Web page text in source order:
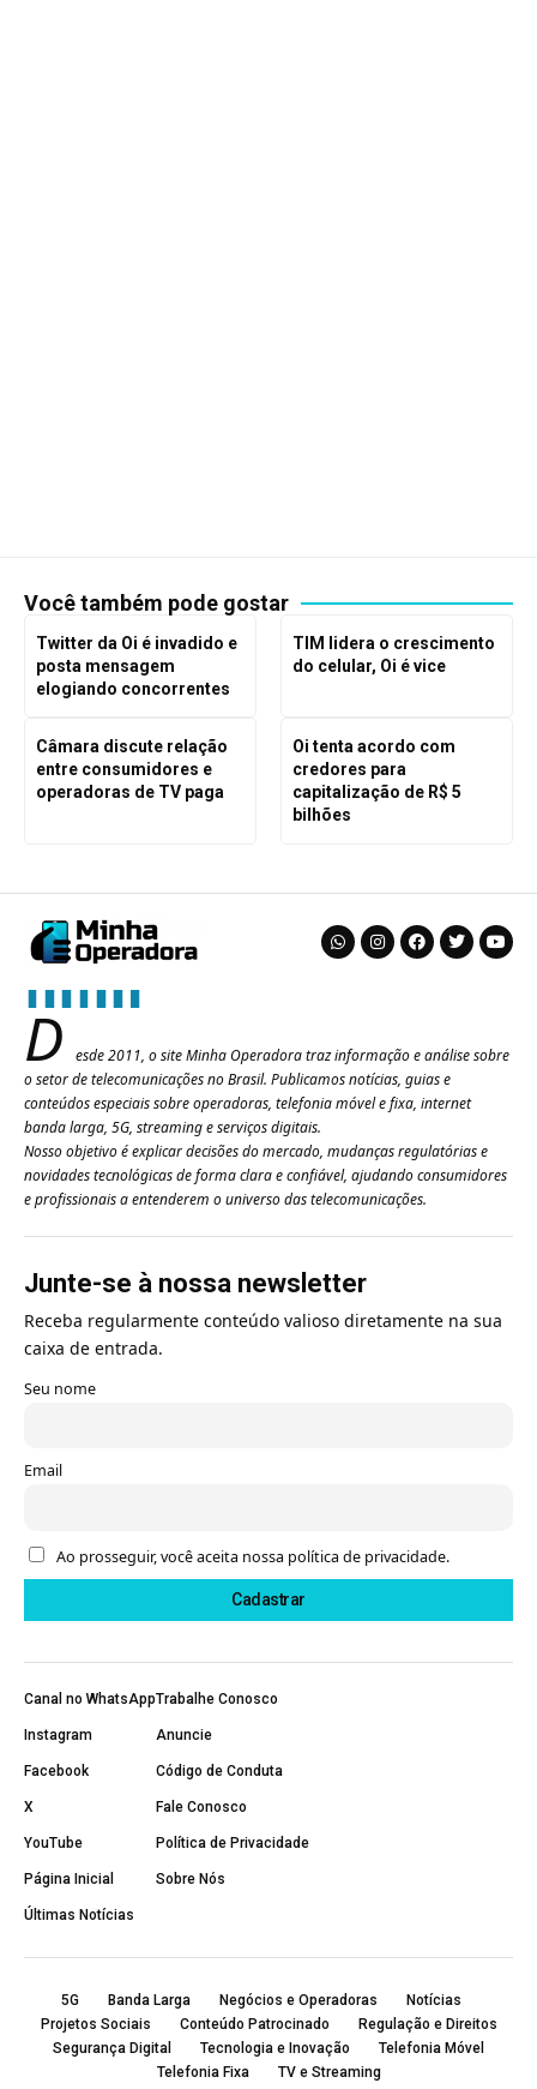
Você também pode gostar
Twitter da Oi é invadido e
posta mensagem
elogiando concorrentes
TIM lidera o crescimento
do celular, Oi é vice
Câmara discute relação
entre consumidores e
operadoras de TV paga
Oi tenta acordo com
credores para
capitalização de R$ 5
bilhões
D
esde 2011, o site Minha Operadora traz informação e análise sobre
o setor de telecomunicações no Brasil. Publicamos notícias, guias e
conteúdos especiais sobre operadoras, telefonia móvel e fixa, internet
banda larga, 5G, streaming e serviços digitais.
Nosso objetivo é explicar decisões do mercado, mudanças regulatórias e
novidades tecnológicas de forma clara e confiável, ajudando consumidores
e profissionais a entenderem o universo das telecomunicações.
Junte-se à nossa newsletter
Receba regularmente conteúdo valioso diretamente na sua
caixa de entrada.
Seu nome
Email
Ao prosseguir, você aceita nossa política de privacidade.
Canal no WhatsApp
Instagram
Facebook
X
YouTube
Página Inicial
Últimas Notícias
Trabalhe Conosco
Anuncie
Código de Conduta
Fale Conosco
Política de Privacidade
Sobre Nós
5G Banda Larga Negócios e Operadoras
Notícias
Projetos Sociais
Conteúdo Patrocinado
Regulação e Direitos
Segurança Digital
Tecnologia e Inovação
Telefonia Móvel
Telefonia Fixa
TV e Streaming